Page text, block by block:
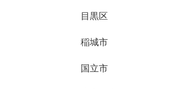
目黒区
稲城市
国立市